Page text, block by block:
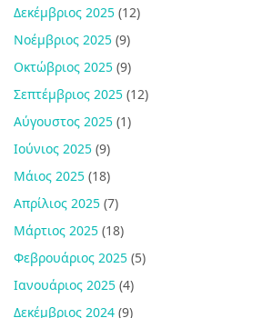
Δεκέμβριος 2025 (12)
Νοέμβριος 2025 (9)
Οκτώβριος 2025 (9)
Σεπτέμβριος 2025 (12)
Αύγουστος 2025 (1)
Ιούνιος 2025 (9)
Μάιος 2025 (18)
Απρίλιος 2025 (7)
Μάρτιος 2025 (18)
Φεβρουάριος 2025 (5)
Ιανουάριος 2025 (4)
Δεκέμβριος 2024 (9)